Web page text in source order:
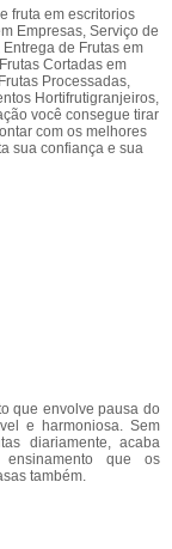
fruta em escritorios
Empresas, Serviço de
de Frutas em
Cortadas em
Processadas,
Hortifrutigranjeiros,
você consegue tirar
com os melhores
sua confiança e sua
que envolve pausa do
e harmoniosa. Sem
diariamente, acaba
que os
também.